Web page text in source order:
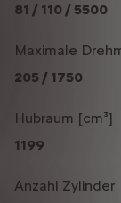
81 / 110 / 5500
Maximale
205 / 1750
Hubraum [cm³]
1199
Anzahl Zylinder